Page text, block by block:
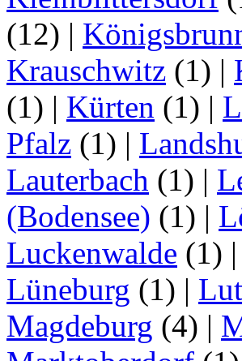
(12) |
Krauschwitz (1) |
(1) | Kürten (1) |
Pfalz (1) |
Lauterbach (1) |
(Bodensee) (1) |
Luckenwalde (1) |
Lüneburg (1) |
Magdeburg (4) |